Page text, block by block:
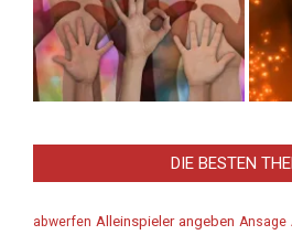
DIE BESTEN
abwerfen Alleinspieler angeben Ansage